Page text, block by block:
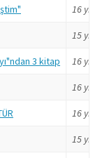
16 yıl
15 yıl
3 kitap 16 yıl
16 yıl
16 yıl
15 yıl